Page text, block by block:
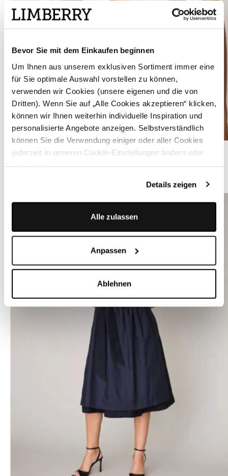
Bevor Sie mit dem Einkaufen beginnen
Um Ihnen aus unserem exklusiven Sortiment immer eine
für Sie optimale Auswahl vorstellen zu können,
verwenden wir Cookies (unsere eigenen und die von
Dritten). Wenn Sie auf „Alle Cookies akzeptieren“ klicken,
können wir Ihnen weiterhin individuelle Inspiration und
personalisierte Angebote anzeigen. Selbstverständlich
können Sie die Verwendung einiger oder aller Cookies
jederzeit in unseren Cookie-Einstellungen ändern oder
Details zeigen
Alle zulassen
Anpassen
Ablehnen
Reinweiße Dirndlbluse mit Flügelärmeln - JOSI
ÄHNLICHE STYLES